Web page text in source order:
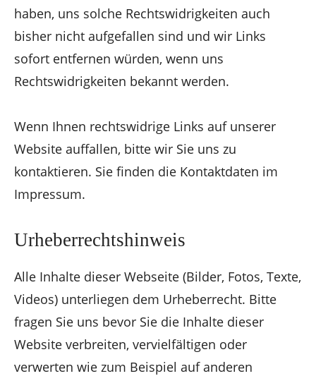
haben, uns solche Rechtswidrigkeiten auch
bisher nicht aufgefallen sind und wir Links
sofort entfernen würden, wenn uns
Rechtswidrigkeiten bekannt werden.
Wenn Ihnen rechtswidrige Links auf unserer
Website auffallen, bitte wir Sie uns zu
kontaktieren. Sie finden die Kontaktdaten im
Impressum.
Urheberrechtshinweis
Alle Inhalte dieser Webseite (Bilder, Fotos, Texte,
Videos) unterliegen dem Urheberrecht. Bitte
fragen Sie uns bevor Sie die Inhalte dieser
Website verbreiten, vervielfältigen oder
verwerten wie zum Beispiel auf anderen